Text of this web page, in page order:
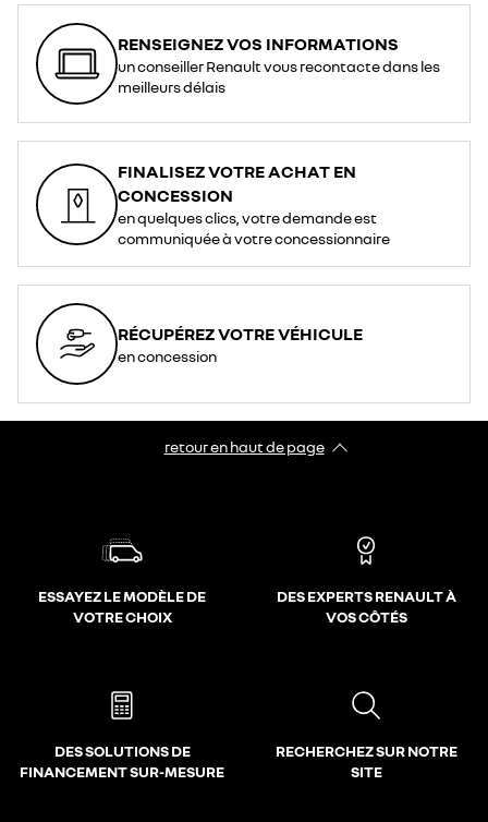
RENSEIGNEZ VOS INFORMATIONS
un conseiller Renault vous recontacte dans les
meilleurs délais
FINALISEZ VOTRE ACHAT EN
CONCESSION
en quelques clics, votre demande est
communiquée à votre concessionnaire
RÉCUPÉREZ VOTRE VÉHICULE
en concession
retour en haut de page​
ESSAYEZ LE MODÈLE DE
VOTRE CHOIX
DES EXPERTS RENAULT À
VOS CÔTÉS
DES SOLUTIONS DE
FINANCEMENT SUR-MESURE
RECHERCHEZ SUR NOTRE
SITE